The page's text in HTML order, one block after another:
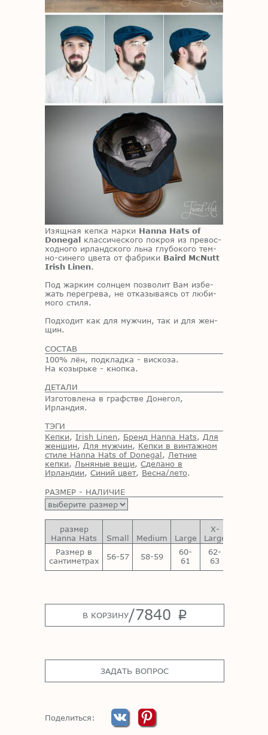
Изящ­ная кеп­ка мар­ки Hanna Hats of
Donegal клас­си­че­ско­го по­кроя из пре­вос­
ход­но­го ир­ланд­ско­го льна глу­бо­ко­го тем­
но-си­не­го цве­та от фаб­ри­ки Baird McNutt
Irish Linen.
Под жар­ким солн­цем поз­во­лит Вам из­бе­
жать пе­ре­гре­ва, не от­ка­зы­ва­ясь от лю­би­
мо­го сти­ля.
Под­хо­дит как для муж­чин, так и для жен­
щин.
СОСТАВ
100% лён, подкладка - вискоза.
На козырьке - кнопка.
ДЕТАЛИ
Изготовлена в графстве Донегол,
Ирландия.
ТЭГИ
Кепки, Irish Linen, Бренд Hanna Hats, Для
женщин, Для мужчин, Кепки в винтажном
стиле Hanna Hats of Donegal, Летние
кепки, Льняные вещи, Сделано в
Ирландии, Синий цвет, Весна/лето.
РАЗМЕР - НАЛИЧИЕ
размер
Hanna Hats
Small Medium Large
X-
Large
Размер в
сантиметрах
56-57 58-59
60-
61
62-
63
В КОРЗИНУ/7840 p
ЗАДАТЬ ВОПРОС
Поделиться: